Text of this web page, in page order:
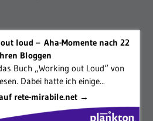
loud – Aha-Momente nach 22
Bloggen
Buch „Working out Loud“ von
Dabei hatte ich einige...
rete-mirabile.net →